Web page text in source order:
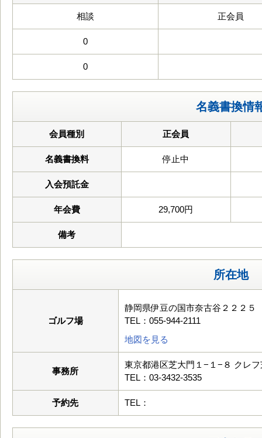
相談 正会員
0
0
名義書換情
会員種別 正会員
名義書換料 停止中
入会預託金
年会費 29,700円
備考
所在地
ゴルフ場
静岡県伊豆の国市奈古谷２２２５
TEL：055-944-2111
地図を見る
事務所
東京都港区芝大門１−１−８ クレ
TEL：03-3432-3535
予約先 TEL：